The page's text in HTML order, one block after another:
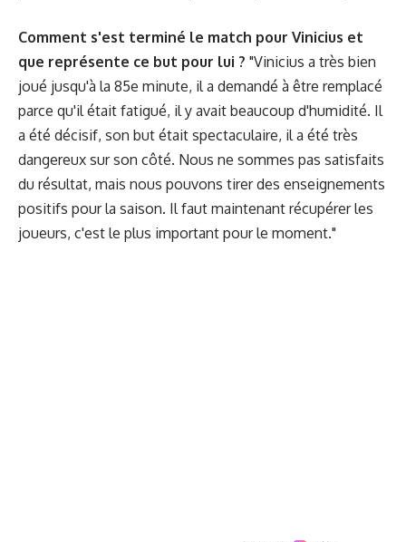
Comment s'est terminé le match pour Vinicius et
que représente ce but pour lui ? "Vinicius a très bien
joué jusqu'à la 85e minute, il a demandé à être remplacé
parce qu'il était fatigué, il y avait beaucoup d'humidité. Il
a été décisif, son but était spectaculaire, il a été très
dangereux sur son côté. Nous ne sommes pas satisfaits
du résultat, mais nous pouvons tirer des enseignements
positifs pour la saison. Il faut maintenant récupérer les
joueurs, c'est le plus important pour le moment."